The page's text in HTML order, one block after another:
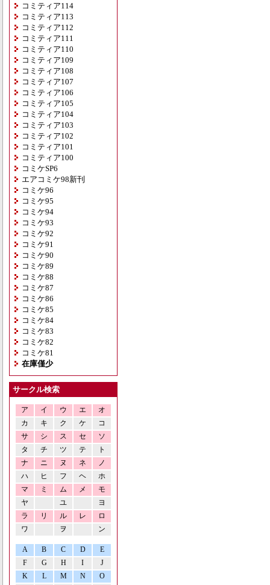
コミティア114
コミティア113
コミティア112
コミティア111
コミティア110
コミティア109
コミティア108
コミティア107
コミティア106
コミティア105
コミティア104
コミティア103
コミティア102
コミティア101
コミティア100
コミケSP6
エアコミケ98新刊
コミケ96
コミケ95
コミケ94
コミケ93
コミケ92
コミケ91
コミケ90
コミケ89
コミケ88
コミケ87
コミケ86
コミケ85
コミケ84
コミケ83
コミケ82
コミケ81
在庫僅少
サークル検索
ア イ ウ エ
オ
カ
キ ク ケ
コ
サ
シ ス セ
ソ
タ
チ ツ テ
ト
ナ
ニ ヌ ネ
ノ
ハ
ヒ フ ヘ
ホ
マ
ミ ム メ
モ
ヤ
ユ
ヨ
ラ
リ ル レ
ロ
ワ
ヲ ン
A B C D
E
F
G H I
J
K
L M N O